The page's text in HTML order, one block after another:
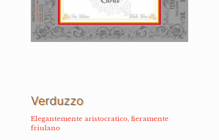
Verduzzo
Elegantemente aristocratico, fieramente
friulano